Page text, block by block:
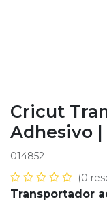
Cricut
Adhesivo |
014852
(0
Transportador